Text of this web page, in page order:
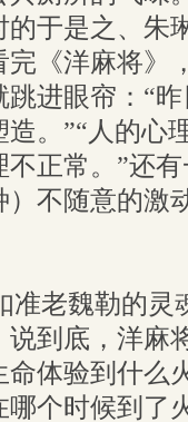
于是之、朱
《洋麻将》
进眼帘：“
造。”“人的
正常。”还
不随意的激
准老魏勒的灵
到底，洋麻
体验到什么
个时候到了